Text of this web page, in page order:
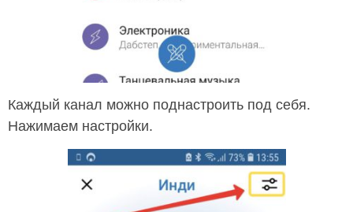
Каждый канал можно поднастроить под себя.
Нажимаем настройки.